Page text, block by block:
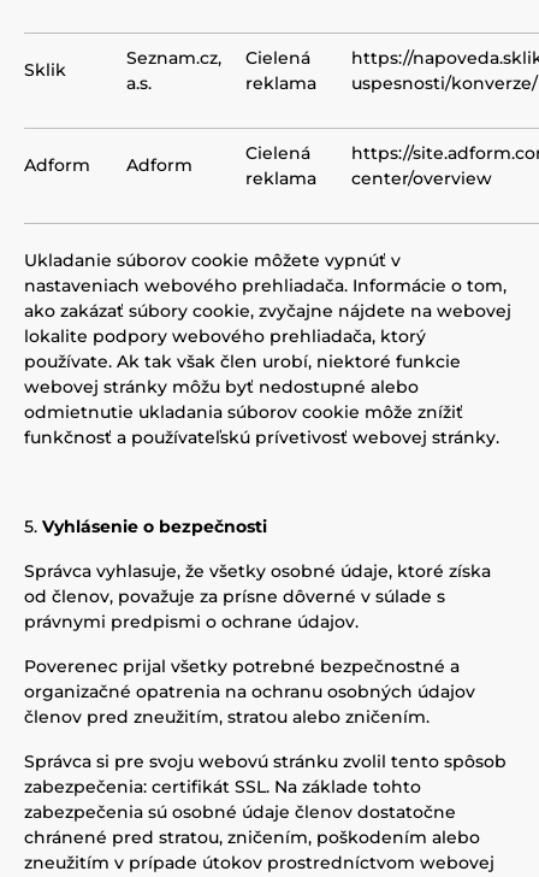
Sklik
Seznam.cz,
a.s.
Cielená
reklama
https://
uspesnosti/konverze/
Adform Adform
Cielená
reklama
https://
center/overview
Ukladanie súborov cookie môžete vypnúť v
nastaveniach webového prehliadača. Informácie o tom,
ako zakázať súbory cookie, zvyčajne nájdete na webovej
lokalite podpory webového prehliadača, ktorý
používate. Ak tak však člen urobí, niektoré funkcie
webovej stránky môžu byť nedostupné alebo
odmietnutie ukladania súborov cookie môže znížiť
funkčnosť a používateľskú prívetivosť webovej stránky.
Vyhlásenie o bezpečnosti
Správca vyhlasuje, že všetky osobné údaje, ktoré získa
od členov, považuje za prísne dôverné v súlade s
právnymi predpismi o ochrane údajov.
Poverenec prijal všetky potrebné bezpečnostné a
organizačné opatrenia na ochranu osobných údajov
členov pred zneužitím, stratou alebo zničením.
Správca si pre svoju webovú stránku zvolil tento spôsob
zabezpečenia: certifikát SSL. Na základe tohto
zabezpečenia sú osobné údaje členov dostatočne
chránené pred stratou, zničením, poškodením alebo
zneužitím v prípade útokov prostredníctvom webovej